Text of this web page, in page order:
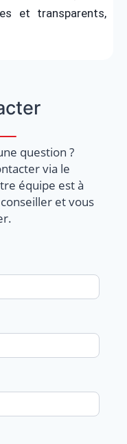
et transparents,
question ?
via le
équipe est à
et vous